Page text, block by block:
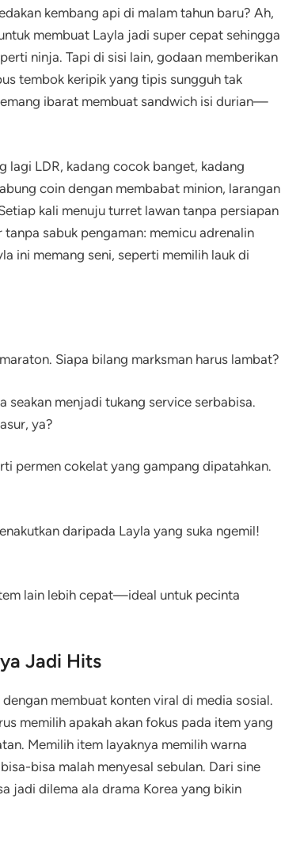
kembang api di malam tahun baru? Ah,
membuat Layla jadi super cepat sehingga
ninja. Tapi di sisi lain, godaan memberikan
tembok keripik yang tipis sungguh tak
ibarat membuat sandwich isi durian—
lagi LDR, kadang cocok banget, kadang
coin dengan membabat minion, larangan
kali menuju turret lawan tanpa persiapan
sabuk pengaman: memicu adrenalin
ini memang seni, seperti memilih lauk di
Siapa bilang marksman harus lambat?
seakan menjadi tukang service serbabisa.
ya?
permen cokelat yang gampang dipatahkan.
daripada Layla yang suka ngemil!
lain lebih cepat—ideal untuk pecinta
Jadi Hits
membuat konten viral di media sosial.
memilih apakah akan fokus pada item yang
Memilih item layaknya memilih warna
bisa malah menyesal sebulan. Dari sine
jadi dilema ala drama Korea yang bikin